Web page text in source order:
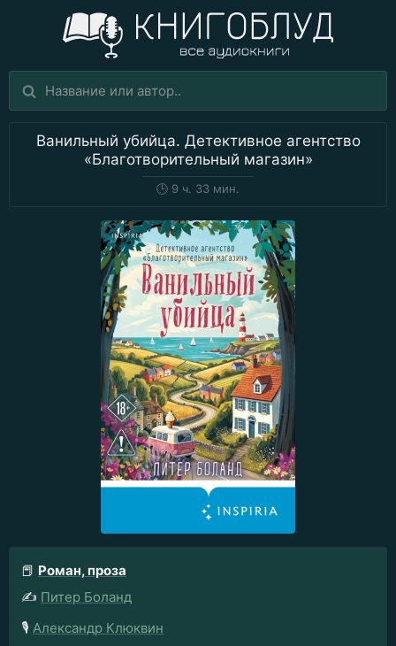
Ванильный убийца. Детективное агентство
«Благотворительный магазин»
🕒 9 ч. 33 мин.
📕 Роман, проза
✍️ Питер Боланд
🎙️ Александр Клюквин